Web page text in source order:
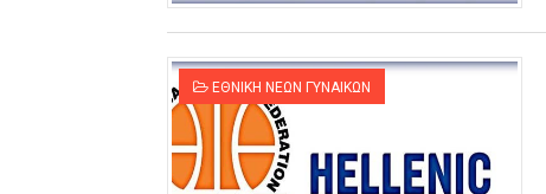
ΕΘΝΙΚΗ ΝΕΩΝ ΓΥΝΑΙΚΩΝ